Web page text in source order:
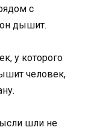
с
дышит.
у которого
человек,
шли не